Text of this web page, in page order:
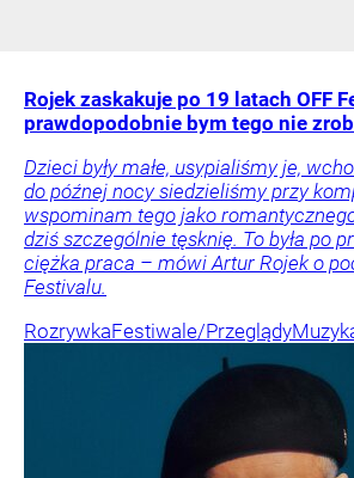
Rojek zaskakuje po 19 latach OFF
prawdopodobnie bym tego nie
Dzieci były małe, usypialiśmy je,
do późnej nocy siedzieliśmy przy
wspominam tego jako
dziś szczególnie tęsknię. To była po
ciężka praca – mówi Artur Rojek o
Festivalu.
RozrywkaFestiwale/Przeglądy